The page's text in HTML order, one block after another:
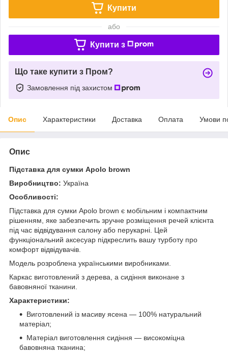
Купити
або
Купити з
Що таке купити з Пром?
Замовлення під захистом
Опис Характеристики Доставка Оплата Умови
Опис
Підставка для сумки Apolo brown
Виробництво: Україна
Особливості:
Підставка для сумки Apolo brown є мобільним і компактним
рішенням, яке забезпечить зручне розміщення речей клієнта
під час відвідування салону або перукарні. Цей
функціональний аксесуар підкреслить вашу турботу про
комфорт відвідувачів.
Модель розроблена українськими виробниками.
Каркас виготовлений з дерева, а сидіння виконане з
бавовняної тканини.
Характеристики:
Виготовлений із масиву ясена — 100% натуральний
матеріал;
Матеріал виготовлення сидіння — високоміцна
бавовняна тканина;